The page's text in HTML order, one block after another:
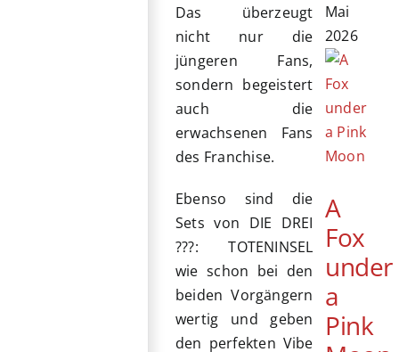
Das überzeugt
nicht nur die
jüngeren Fans,
sondern begeistert
auch die
erwachsenen Fans
des Franchise.
Ebenso sind die
Sets von DIE DREI
???: TOTENINSEL
wie schon bei den
beiden Vorgängern
wertig und geben
den perfekten Vibe
Mai
2026
A
Fox
under
a
Pink